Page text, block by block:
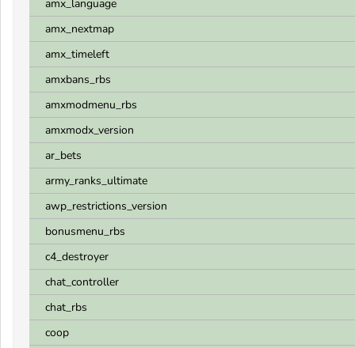
amx_language
amx_nextmap
amx_timeleft
amxbans_rbs
amxmodmenu_rbs
amxmodx_version
ar_bets
army_ranks_ultimate
awp_restrictions_version
bonusmenu_rbs
c4_destroyer
chat_controller
chat_rbs
coop